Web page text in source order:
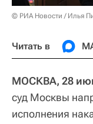
© РИА Новости / Илья
Читать в
МОСКВА, 28
суд Москвы
исполнения